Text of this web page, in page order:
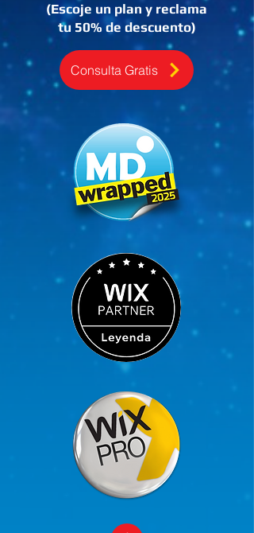
(Escoje un plan y reclama
tu 50% de descuento)
Consulta Gratis